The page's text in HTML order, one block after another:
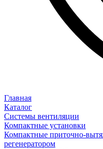
Главная
Каталог
Системы вентиляции
Компактные установки
Компактные приточно-
регенератором